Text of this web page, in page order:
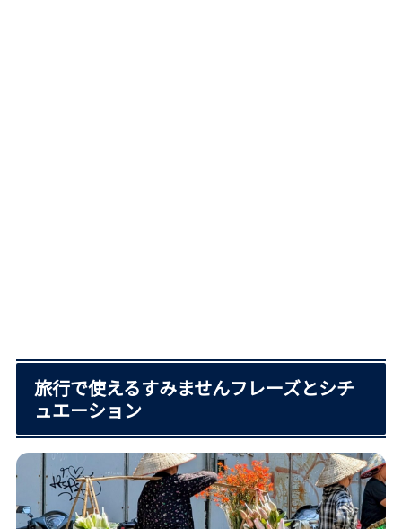
旅行で使えるすみませんフレーズとシチ
ュエーション